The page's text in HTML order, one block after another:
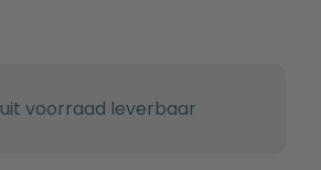
uit voorraad leverbaar